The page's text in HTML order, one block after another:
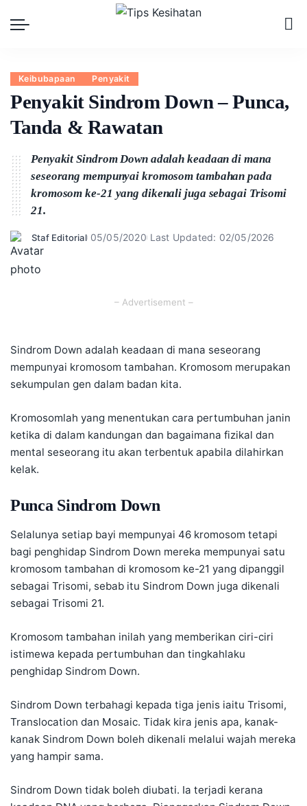
Keibubapaan Penyakit
Penyakit Sindrom Down – Punca,
Tanda & Rawatan
Penyakit Sindrom Down adalah keadaan di mana
seseorang mempunyai kromosom tambahan pada
kromosom ke-21 yang dikenali juga sebagai Trisomi
21.
Posted
by
Staf Editorial 05/05/2020 Last Updated: 02/05/2026
– Advertisement –
Sindrom Down adalah keadaan di mana seseorang
mempunyai kromosom tambahan. Kromosom merupakan
sekumpulan gen dalam badan kita.
Kromosomlah yang menentukan cara pertumbuhan janin
ketika di dalam kandungan dan bagaimana fizikal dan
mental seseorang itu akan terbentuk apabila dilahirkan
kelak.
Punca Sindrom Down
Selalunya setiap bayi mempunyai 46 kromosom tetapi
bagi penghidap Sindrom Down mereka mempunyai satu
kromosom tambahan di kromosom ke-21 yang dipanggil
sebagai Trisomi, sebab itu Sindrom Down juga dikenali
sebagai Trisomi 21.
Kromosom tambahan inilah yang memberikan ciri-ciri
istimewa kepada pertumbuhan dan tingkahlaku
penghidap Sindrom Down.
Sindrom Down terbahagi kepada tiga jenis iaitu Trisomi,
Translocation dan Mosaic. Tidak kira jenis apa, kanak-
kanak Sindrom Down boleh dikenali melalui wajah mereka
yang hampir sama.
Sindrom Down tidak boleh diubati. Ia terjadi kerana